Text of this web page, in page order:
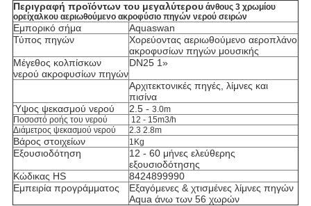
Περιγραφή προϊόντων του μεγαλύτερουάνθους 3 χρωμίου
ορείχαλκου αεριωθούμενο ακροφύσιο πηγών νερού σειρών
Εμπορικό σήμα
Aquaswan
Τύπος πηγών
Χορεύοντας αεριωθούμενο αεροπλάνο
ακροφυσίων πηγών μουσικής
Μέγεθος κολπίσκων
νερού ακροφυσίων πηγών
DN25 1»
Αρχιτεκτονικές πηγές, λίμνες και
πισίνα
Ύψος ψεκασμού νερού
2.5 - 3.0m
Ποσοστό ροής του νερού
12 - 15m3/h
Διάμετρος ψεκασμού νερού
2.3 2.8m
Βάρος στοιχείων 1Kg
Εξουσιοδότηση
12 - 60 μήνες ελεύθερης
εξουσιοδότησης
Κώδικας HS
8424899990
Εμπειρία προγράμματος
Εξαγόμενες & χτισμένες λίμνες πηγών
Aqua άνω των 56 χωρών